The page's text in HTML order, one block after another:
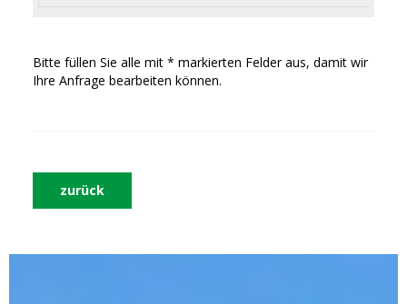
Bitte füllen Sie alle mit * markierten Felder aus, damit wir
Ihre Anfrage bearbeiten können.
zurück